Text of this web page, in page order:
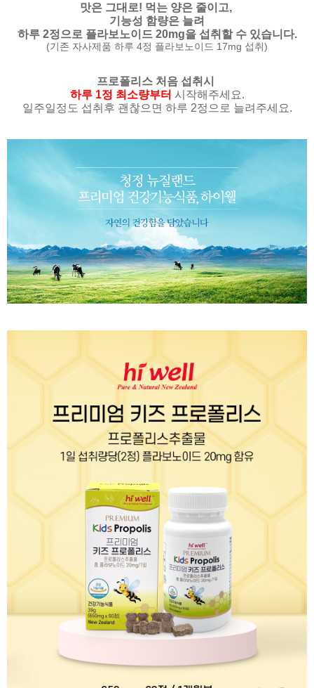
맛은 그대로! 먹는 양은 줄이고,
기능성 함량은 늘려
하루 2정으로 플라보노이드 20mg을 섭취할 수 있습니다.
(기존 자사제품 하루 4정 플라보노이드 17mg 섭취)
프로폴리스 처음 섭취시
하루 1정 최소량부터 시작해주세요.
일주일정도 섭취후 괜찮으면 하루 2정으로 늘려주세요.